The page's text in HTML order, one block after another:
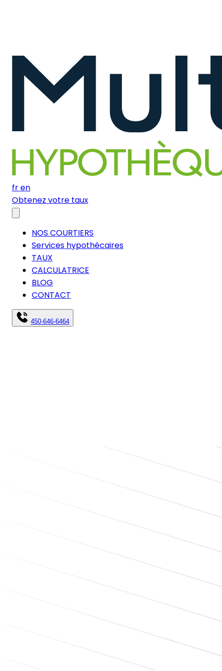
fren
Obtenez votre taux
NOS COURTIERS
Services hypothécaires
TAUX
CALCULATRICE
BLOG
CONTACT
450-646-6464